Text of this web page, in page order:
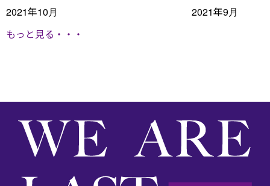
2021年10月
2021年9月
もっと見る・・・